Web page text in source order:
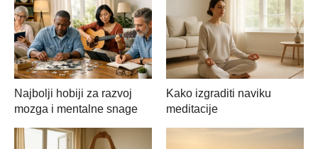
Najbolji hobiji za razvoj
mozga i mentalne snage
Kako izgraditi naviku
meditacije